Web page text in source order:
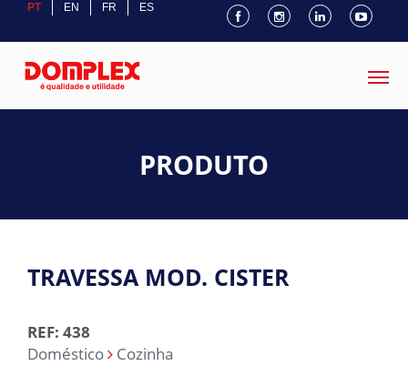
PT EN FR ES
PRODUTO
TRAVESSA MOD. CISTER
REF: 438
Doméstico
Cozinha